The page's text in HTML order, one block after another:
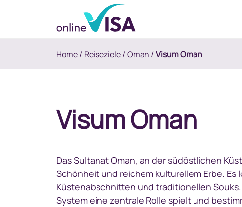
Home/ Reiseziele/ Oman / Visum Oman
Visum Oman
Das Sultanat Oman, an der südöstlichen
Schönheit und reichem kulturellem Erbe.
Küstenabschnitten und traditionellen
System eine zentrale Rolle spielt und